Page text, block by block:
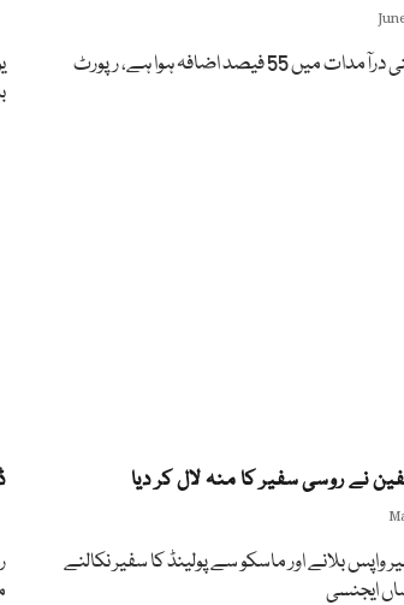
اضافہ ہوا ہے، رپورٹ
نے روسی سفیر کا منہ لال کر دیا
واپس بلانے اور ماسکو سے پولینڈ کا سفیر نکالنے
ایجنسی